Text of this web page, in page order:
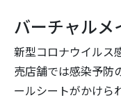
バーチャルメ
新型コロナウイルス
売店舗では感染予防
ールシートがかけら